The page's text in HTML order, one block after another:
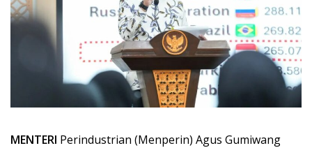
MENTERI Perindustrian (Menperin) Agus Gumiwang